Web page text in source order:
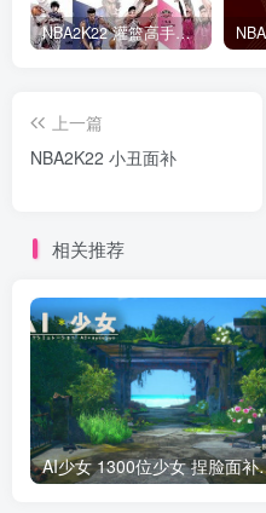
NBA2K22 灌篮高手面补合集
上一篇
NBA2K22 小丑面补
相关推荐
AI少女 1300位